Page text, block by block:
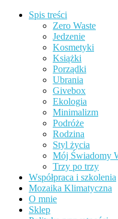
Spis treści
Zero Waste
Jedzenie
Kosmetyki
Książki
Porządki
Ubrania
Givebox
Ekologia
Minimalizm
Podróże
Rodzina
Styl życia
Mój Świadomy
Trzy po trzy
Współpraca i szkolenia
Mozaika Klimatyczna
O mnie
Sklep